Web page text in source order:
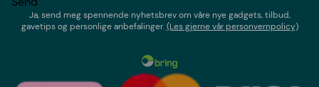
Ja, send meg spennende nyhetsbrev om våre nye gadgets, tilbud,
gavetips og personlige anbefalinger.(Les gjerne vår personvernpolicy)